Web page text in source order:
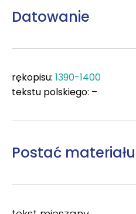
Datowanie
rękopisu: 1390-1400
tekstu polskiego: –
Postać